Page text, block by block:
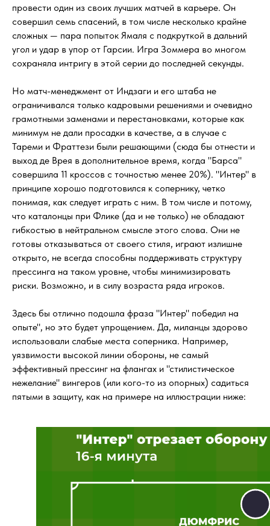
провести один из своих лучших матчей в карьере. Он
совершил семь спасений, в том числе несколько крайне
сложных — пара попыток Ямаля с подкруткой в дальний
угол и удар в упор от Гарсии. Игра Зоммера во многом
сохраняла интригу в этой серии до последней секунды.
Но матч-менеджмент от Индзаги и его штаба не
ограничивался только кадровыми решениями и очевидно
грамотными заменами и перестановками, которые как
минимум не дали просадки в качестве, а в случае с
Тареми и Фраттези были решающими (сюда бы отнести и
выход де Врея в дополнительное время, когда "Барса"
совершила 11 кроссов с точностью менее 20%). "Интер" в
принципе хорошо подготовился к сопернику, четко
понимая, как следует играть с ним. В том числе и потому,
что каталонцы при Флике (да и не только) не обладают
гибкостью в нейтральном смысле этого слова. Они не
готовы отказываться от своего стиля, играют излишне
открыто, не всегда способны поддерживать структуру
прессинга на таком уровне, чтобы минимизировать
риски. Возможно, и в силу возраста ряда игроков.
Здесь бы отлично подошла фраза "Интер" победил на
опыте", но это будет упрощением. Да, миланцы здорово
использовали слабые места соперника. Например,
уязвимости высокой линии обороны, не самый
эффективный прессинг на флангах и "стилистическое
нежелание" вингеров (или кого-то из опорных) садиться
пятыми в защиту, как на примере на иллюстрации ниже: